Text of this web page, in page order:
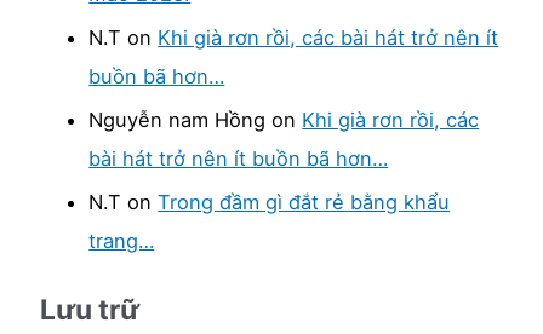
N.T on Khi già rơn rồi, các bài hát trở nên ít
buồn bã hơn…
Nguyễn nam Hồng on Khi già rơn rồi, các
bài hát trở nên ít buồn bã hơn…
N.T onTrong đầm gì đắt rẻ bằng khẩu
trang…
Lưu trữ